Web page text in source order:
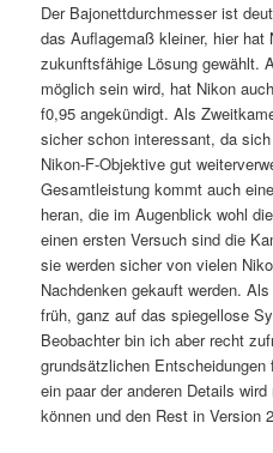
Der Bajonettdurchmesser ist
das Auflagemaß kleiner, hier hat
zukunftsfähige Lösung gewählt.
möglich sein wird, hat Nikon
f0,95 angekündigt. Als
sicher schon interessant, da
Nikon-F-Objektive gut
Gesamtleistung kommt auch
heran, die im Augenblick wohl
einen ersten Versuch sind die
sie werden sicher von vielen
Nachdenken gekauft werden.
früh, ganz auf das spiegellose
Beobachter bin ich aber recht
grundsätzlichen
ein paar der anderen Details
können und den Rest in Version